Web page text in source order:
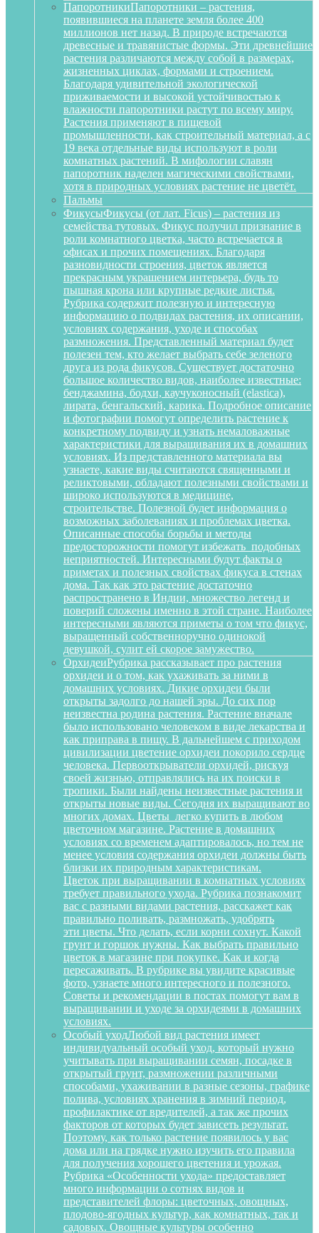
ПапоротникиПапоротники – растения,
появившиеся на планете земля более 400
миллионов нет назад. В природе встречаются
древесные и травянистые формы. Эти древнейшие
растения различаются между собой в размерах,
жизненных циклах, формами и строением.
Благодаря удивительной экологической
приживаемости и высокой устойчивостью к
влажности папоротники растут по всему миру.
Растения применяют в пищевой
промышленности, как строительный материал, а с
19 века отдельные виды используют в роли
комнатных растений. В мифологии славян
папоротник наделен магическими свойствами,
хотя в природных условиях растение не цветёт.
Пальмы
ФикусыФикусы (от лат. Ficus) – растения из
семейства тутовых. Фикус получил признание в
роли комнатного цветка, часто встречается в
офисах и прочих помещениях. Благодаря
разновидности строения, цветок является
прекрасным украшением интерьера, будь то
пышная крона или крупные редкие листья.
Рубрика содержит полезную и интересную
информацию о подвидах растения, их описании,
условиях содержания, уходе и способах
размножения. Представленный материал будет
полезен тем, кто желает выбрать себе зеленого
друга из рода фикусов. Существует достаточно
большое количество видов, наиболее известные:
бенджамина, бодхи, каучуконосный (elastica),
лирата, бенгальский, карика. Подробное описание
и фотографии помогут определить растение к
конкретному подвиду и узнать немаловажные
характеристики для выращивания их в домашних
условиях. Из представленного материала вы
узнаете, какие виды считаются священными и
реликтовыми, обладают полезными свойствами и
широко используются в медицине,
строительстве. Полезной будет информация о
возможных заболеваниях и проблемах цветка.
Описанные способы борьбы и методы
предосторожности помогут избежать подобных
неприятностей. Интересными будут факты о
приметах и полезных свойствах фикуса в стенах
дома. Так как это растение достаточно
распространено в Индии, множество легенд и
поверий сложены именно в этой стране. Наиболее
интересными являются приметы о том что фикус,
выращенный собственноручно одинокой
девушкой, сулит ей скорое замужество.
ОрхидеиРубрика рассказывает про растения
орхидеи и о том, как ухаживать за ними в
домашних условиях. Дикие орхидеи были
открыты задолго до нашей эры. До сих пор
неизвестна родина растения. Растение вначале
было использовано человеком в виде лекарства и
как приправа в пищу. В дальнейшем с приходом
цивилизации цветение орхидеи покорило сердце
человека. Первооткрыватели орхидей, рискуя
своей жизнью, отправлялись на их поиски в
тропики. Были найдены неизвестные растения и
открыты новые виды. Сегодня их выращивают во
многих домах. Цветы легко купить в любом
цветочном магазине. Растение в домашних
условиях со временем адаптировалось, но тем не
менее условия содержания орхидеи должны быть
близки их природным характеристикам.
Цветок при выращивании в комнатных условиях
требует правильного ухода. Рубрика познакомит
вас с разными видами растения, расскажет как
правильно поливать, размножать, удобрять
эти цветы. Что делать, если корни сохнут. Какой
грунт и горшок нужны. Как выбрать правильно
цветок в магазине при покупке. Как и когда
пересаживать. В рубрике вы увидите красивые
фото, узнаете много интересного и полезного.
Советы и рекомендации в постах помогут вам в
выращивании и уходе за орхидеями в домашних
условиях.
Особый уходЛюбой вид растения имеет
индивидуальный особый уход, который нужно
учитывать при выращивании семян, посадке в
открытый грунт, размножении различными
способами, ухаживании в разные сезоны, графике
полива, условиях хранения в зимний период,
профилактике от вредителей, а так же прочих
факторов от которых будет зависеть результат.
Поэтому, как только растение появилось у вас
дома или на грядке нужно изучить его правила
для получения хорошего цветения и урожая.
Рубрика «Особенности ухода» предоставляет
много информации о сотнях видов и
представителей флоры: цветочных, овощных,
плодово-ягодных культур, как комнатных, так и
садовых. Овощные культуры особенно